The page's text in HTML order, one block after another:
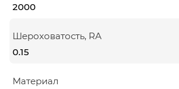
2000
Шероховатость, RA
0.15
Материал